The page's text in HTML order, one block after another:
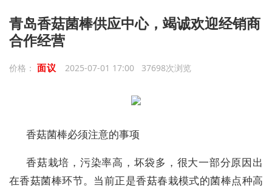
青岛香菇菌棒供应中心，竭诚欢迎经销商
合作经营
价格： 面议 2025-07-01 17:00 37698次浏览
香菇菌棒必须注意的事项
香菇栽培，污染率高，坏袋多，很大一部分原因出
在香菇菌棒环节。当前正是香菇春栽模式的菌棒点种高